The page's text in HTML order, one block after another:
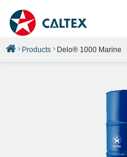
Products Delo® 1000 Marine